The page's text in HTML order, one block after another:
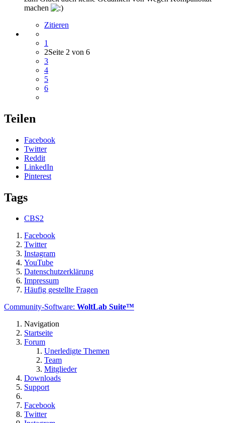
machen
Zitieren
1
2Seite 2 von 6
3
4
5
6
Teilen
Facebook
Twitter
Reddit
LinkedIn
Pinterest
Tags
CBS2
Facebook
Twitter
Instagram
YouTube
Datenschutzerklärung
Impressum
Häufig gestellte Fragen
Community-Software: WoltLab Suite™
Navigation
Startseite
Forum
Unerledigte Themen
Team
Mitglieder
Downloads
Support
Facebook
Twitter